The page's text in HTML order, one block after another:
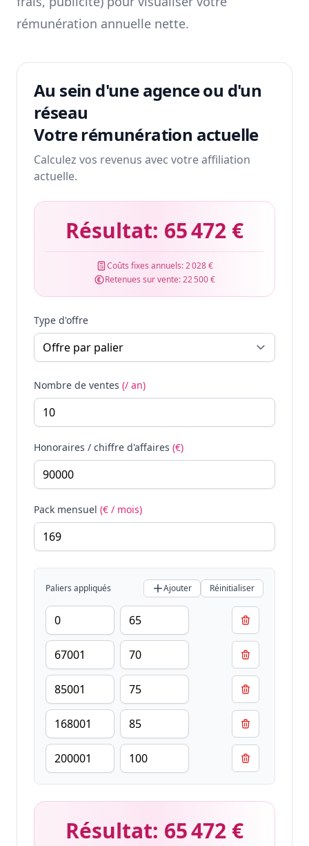
rémunération annuelle nette.
Au sein d'une agence ou d'un
réseau
Votre rémunération actuelle
Calculez vos revenus avec votre affiliation
actuelle.
Résultat: 65 472 €
Coûts fixes annuels:2 028 €
Retenues sur vente:22 500 €
Type d'offre
Nombre de ventes (/ an)
Honoraires / chiffre d'affaires (€)
Pack mensuel (€ / mois)
Paliers appliqués Ajouter Réinitialiser
Résultat: 65 472 €